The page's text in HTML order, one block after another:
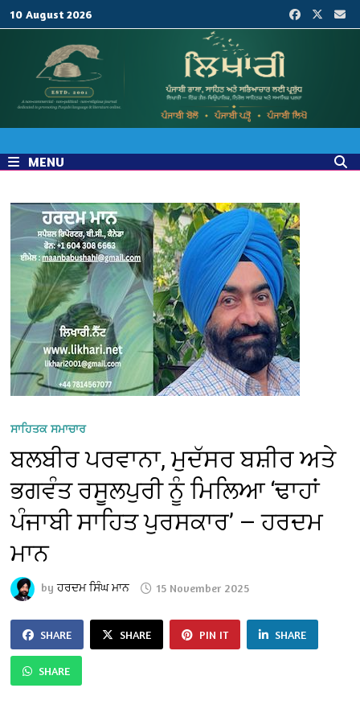
10 August 2026
MENU
ਸਾਹਿਤਕ ਸਮਾਚਾਰ
ਬਲਬੀਰ ਪਰਵਾਨਾ, ਮੁਦੱਸਰ ਬਸ਼ੀਰ ਅਤੇ
ਭਗਵੰਤ ਰਸੂਲਪੁਰੀ ਨੂੰ ਮਿਲਿਆ ‘ਢਾਹਾਂ
ਪੰਜਾਬੀ ਸਾਹਿਤ ਪੁਰਸਕਾਰ’ — ਹਰਦਮ
ਮਾਨ
byਹਰਦਮ ਸਿੰਘ ਮਾਨ 15 November 2025
SHARE SHARE PIN IT SHARE
SHARE